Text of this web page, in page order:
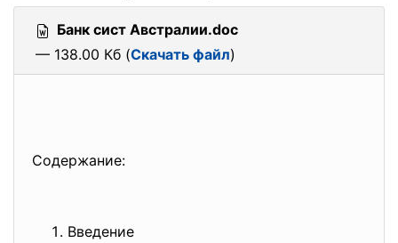
Банк сист Австралии.doc
— 138.00 Кб (Скачать файл)
Содержание:
Введение